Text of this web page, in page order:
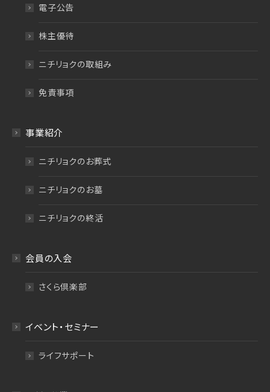
電子公告
株主優待
ニチリョクの取組み
免責事項
事業紹介
ニチリョクのお葬式
ニチリョクのお墓
ニチリョクの終活
会員の入会
さくら倶楽部
イベント・セミナー
ライフサポート